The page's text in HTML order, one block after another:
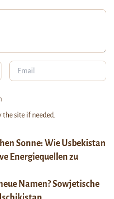
Sonne: Wie Usbekistan
Energiequellen zu
Namen? Sowjetische
the site if needed.